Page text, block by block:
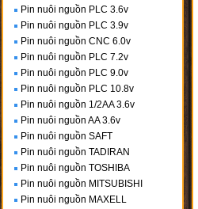
Pin nuôi nguồn PLC 3.6v
Pin nuôi nguồn PLC 3.9v
Pin nuôi nguồn CNC 6.0v
Pin nuôi nguồn PLC 7.2v
Pin nuôi nguồn PLC 9.0v
Pin nuôi nguồn PLC 10.8v
Pin nuôi nguồn 1/2AA 3.6v
Pin nuôi nguồn AA 3.6v
Pin nuôi nguồn SAFT
Pin nuôi nguồn TADIRAN
Pin nuôi nguồn TOSHIBA
Pin nuôi nguồn MITSUBISHI
Pin nuôi nguồn MAXELL